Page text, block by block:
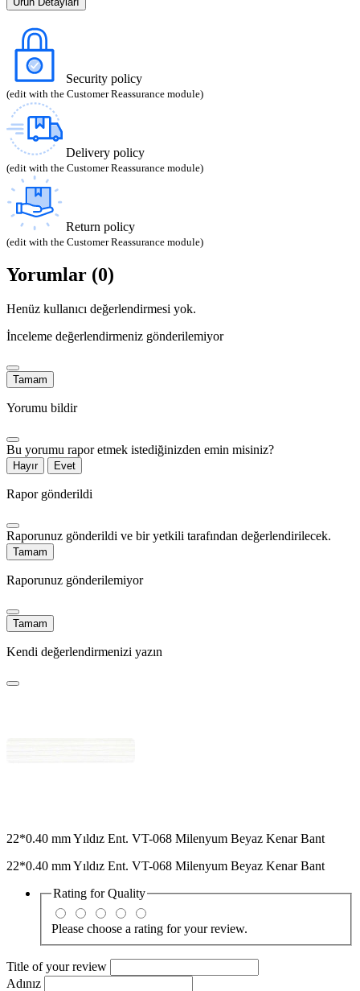
Security policy
(edit with the Customer Reassurance module)
Delivery policy
(edit with the Customer Reassurance module)
Return policy
(edit with the Customer Reassurance module)
Yorumlar (0)
Henüz kullanıcı değerlendirmesi yok.
İnceleme değerlendirmeniz gönderilemiyor
Tamam
Yorumu bildir
Bu yorumu rapor etmek istediğinizden emin misiniz?
Hayır Evet
Rapor gönderildi
Raporunuz gönderildi ve bir yetkili tarafından değerlendirilecek.
Tamam
Raporunuz gönderilemiyor
Tamam
Kendi değerlendirmenizi yazın
22*0.40 mm Yıldız Ent. VT-068 Milenyum Beyaz Kenar Bant
22*0.40 mm Yıldız Ent. VT-068 Milenyum Beyaz Kenar Bant
Rating forQuality
Please choose a rating for your review.
Title of your review
Adınız